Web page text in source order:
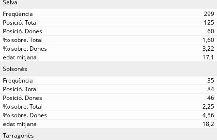
Selva
299
125
60
1,60
3,22
17,1
Solsonès
35
84
46
2,25
4,56
18,2
Tarragonès